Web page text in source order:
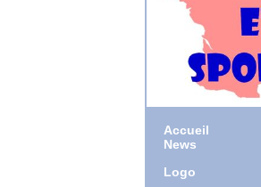
Accueil
News
Logo